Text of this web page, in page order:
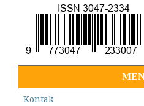
Kontak